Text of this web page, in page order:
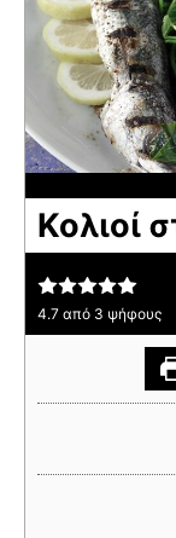
Κολιοί
4.7 από 3 ψήφους